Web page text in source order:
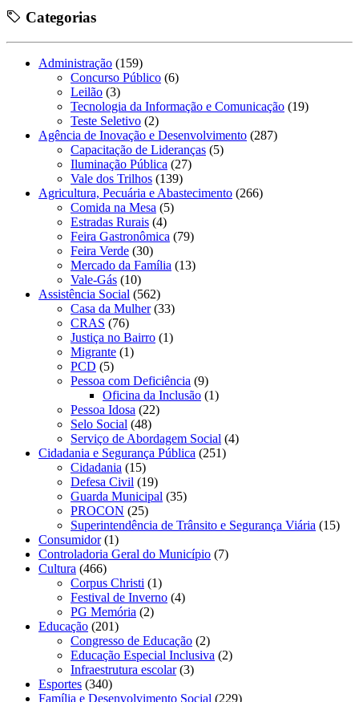
Categorias
Administração (159)
Concurso Público (6)
Leilão (3)
Tecnologia da Informação e Comunicação (19)
Teste Seletivo (2)
Agência de Inovação e Desenvolvimento (287)
Capacitação de Lideranças (5)
Iluminação Pública (27)
Vale dos Trilhos (139)
Agricultura, Pecuária e Abastecimento (266)
Comida na Mesa (5)
Estradas Rurais (4)
Feira Gastronômica (79)
Feira Verde (30)
Mercado da Família (13)
Vale-Gás (10)
Assistência Social (562)
Casa da Mulher(33)
CRAS (76)
Justiça no Bairro (1)
Migrante (1)
PCD (5)
Pessoa com Deficiência (9)
Oficina da Inclusão (1)
Pessoa Idosa (22)
Selo Social (48)
Serviço de Abordagem Social (4)
Cidadania e Segurança Pública (251)
Cidadania (15)
Defesa Civil (19)
Guarda Municipal (35)
PROCON (25)
Superintendência de Trânsito e Segurança Viária (15)
Consumidor(1)
Controladoria Geral do Município (7)
Cultura (466)
Corpus Christi (1)
Festival de Inverno (4)
PG Memória (2)
Educação (201)
Congresso de Educação (2)
Educação Especial Inclusiva (2)
Infraestrutura escolar(3)
Esportes (340)
Família e Desenvolvimento Social (229)